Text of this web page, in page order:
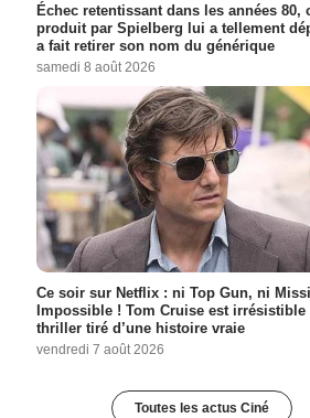
Échec retentissant dans les années 80,
produit par Spielberg lui a tellement
a fait retirer son nom du générique
samedi 8 août 2026
Ce soir sur Netflix : ni Top Gun, ni
Impossible ! Tom Cruise est irrésistible
thriller tiré d’une histoire vraie
vendredi 7 août 2026
Toutes les actus Ciné